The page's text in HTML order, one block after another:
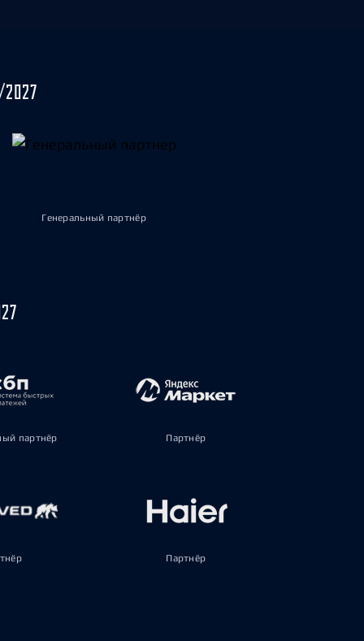
Генеральный партнёр
партнёр Партнёр
Партнёр